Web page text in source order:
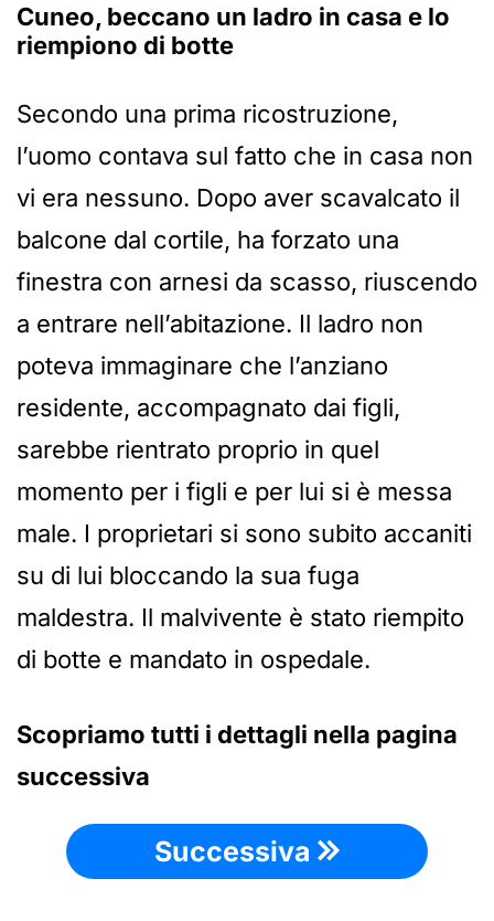
Cuneo, beccano un ladro in casa e lo
riempiono di botte
Secondo una prima ricostruzione,
l’uomo contava sul fatto che in casa non
vi era nessuno. Dopo aver scavalcato il
balcone dal cortile, ha forzato una
finestra con arnesi da scasso, riuscendo
a entrare nell’abitazione. Il ladro non
poteva immaginare che l’anziano
residente, accompagnato dai figli,
sarebbe rientrato proprio in quel
momento per i figli e per lui si è messa
male. I proprietari si sono subito accaniti
su di lui bloccando la sua fuga
maldestra. Il malvivente è stato riempito
di botte e mandato in ospedale.
Scopriamo tutti i dettagli nella pagina
successiva
Successiva